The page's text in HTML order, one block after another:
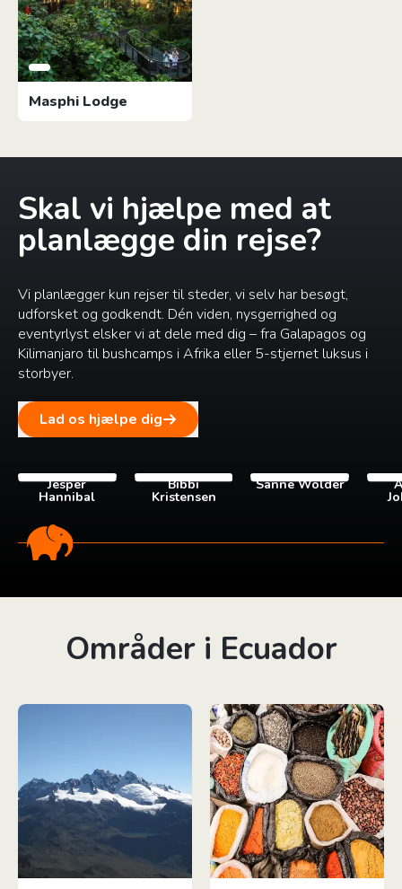
Masphi Lodge
Skal vi hjælpe med at
planlægge din rejse?
Vi planlægger kun rejser til steder, vi selv har besøgt,
udforsket og godkendt. Dén viden, nysgerrighed og
eventyrlyst elsker vi at dele med dig – fra Galapagos og
Kilimanjaro til bushcamps i Afrika eller 5-stjernet luksus i
storbyer.
Lad os hjælpe dig
Jesper
Hannibal
Bibbi
Kristensen
Sanne Wolder
Områder i Ecuador